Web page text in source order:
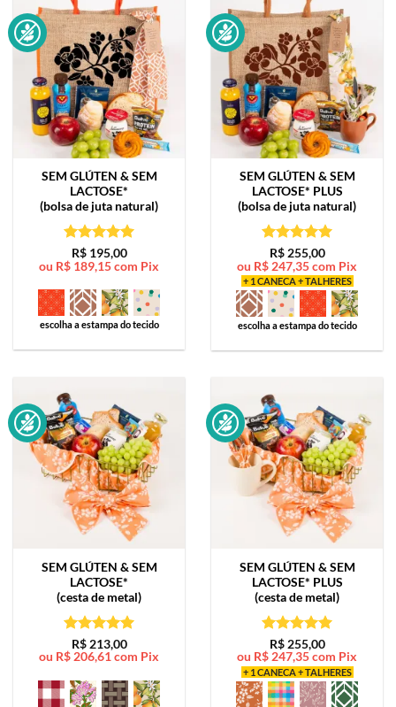
SEM GLÚTEN & SEM
LACTOSE*
(bolsa de juta natural)
Avaliação5
de 5
R$195,00
ou R$ 189,15com Pix
escolha a estampa do tecido
SEM GLÚTEN & SEM
LACTOSE* PLUS
(bolsa de juta natural)
Avaliação5
de 5
R$255,00
ou R$ 247,35com Pix
+ 1 CANECA + TALHERES
escolha a estampa do tecido
SEM GLÚTEN & SEM
LACTOSE*
(cesta de metal)
Avaliação5
de 5
R$213,00
ou R$206,61com Pix
SEM GLÚTEN & SEM
LACTOSE* PLUS
(cesta de metal)
Avaliação5
de 5
R$255,00
ou R$247,35com Pix
+ 1 CANECA + TALHERES